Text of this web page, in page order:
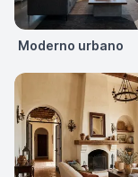
Moderno urbano